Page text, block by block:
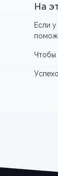
На
Если
Чтобы